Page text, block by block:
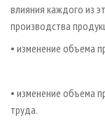
влияния каждого из
производства
• изменение объема
• изменение объема
труда.